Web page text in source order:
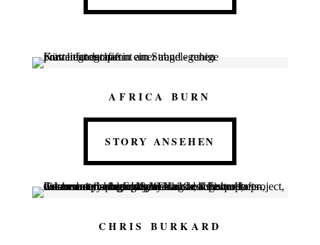
AFRICA BURN
STORY ANSEHEN
CHRIS BURKARD